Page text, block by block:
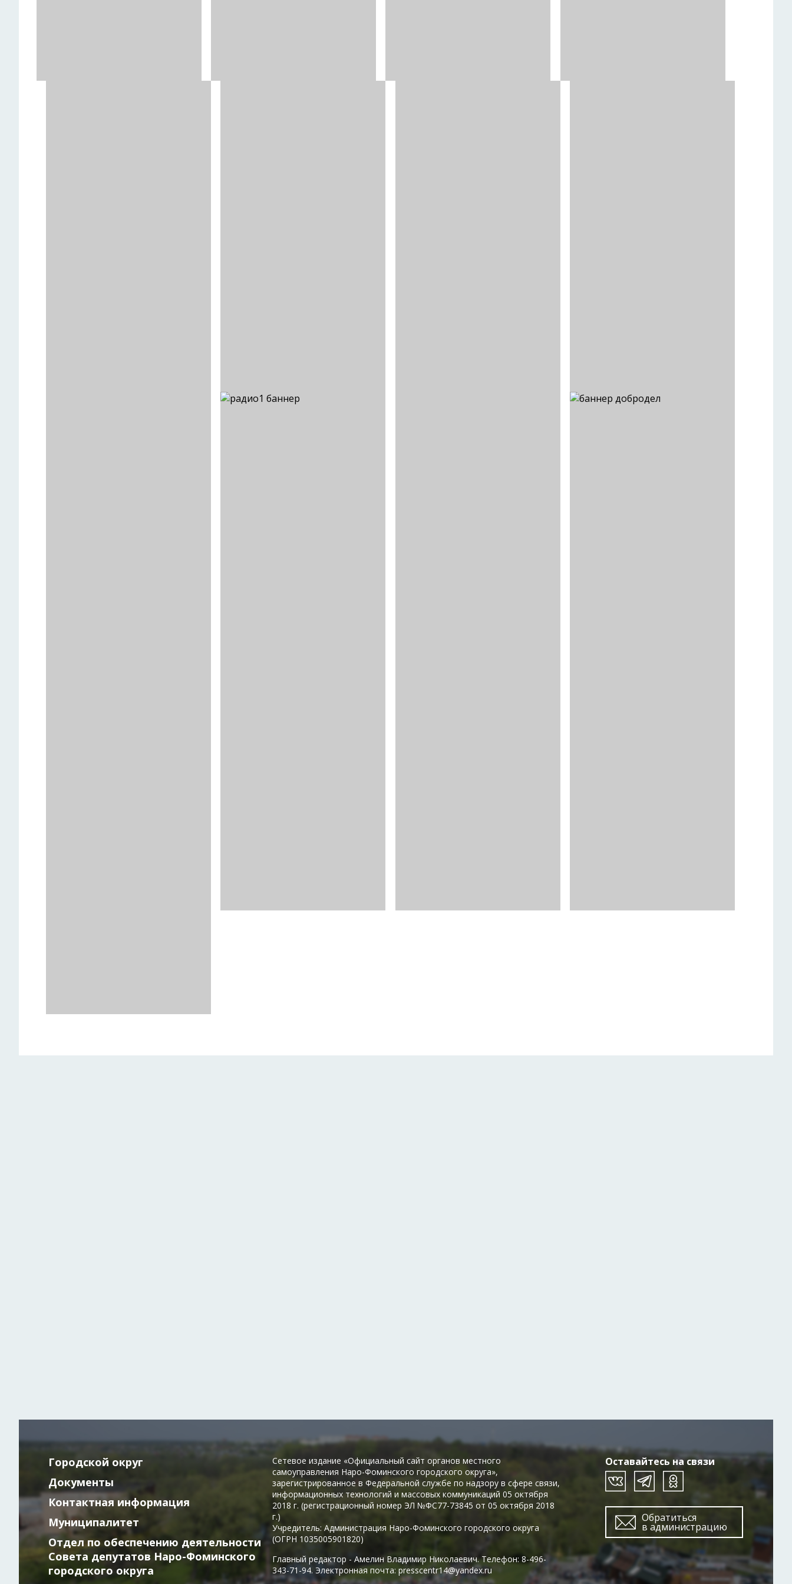
Оставайтесь на связи
Обратиться
в администрацию
Городской округ
Документы
Контактная информация
Муниципалитет
Отдел по обеспечению деятельности
Совета депутатов Наро-Фоминского
городского округа
Сетевое издание «Официальный сайт органов местного
самоуправления Наро-Фоминского городского округа»,
зарегистрированное в Федеральной службе по надзору в сфере связи,
информационных технологий и массовых коммуникаций 05 октября
2018 г. (регистрационный номер ЭЛ №ФС77-73845 от 05 октября 2018
г.)
Учредитель: Администрация Наро-Фоминского городского округа
(ОГРН 1035005901820)
Главный редактор - Амелин Владимир Николаевич. Телефон: 8-496-
343-71-94. Электронная почта: presscentr14@yandex.ru